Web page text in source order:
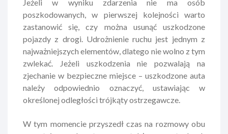
Jeżeli w wyniku zdarzenia nie ma osób
poszkodowanych, w pierwszej kolejności warto
zastanowić się, czy można usunąć uszkodzone
pojazdy z drogi. Udrożnienie ruchu jest jednym z
najważniejszych elementów, dlatego nie wolno z tym
zwlekać. Jeżeli uszkodzenia nie pozwalają na
zjechanie w bezpieczne miejsce – uszkodzone auta
należy odpowiednio oznaczyć, ustawiając w
określonej odległości trójkąty ostrzegawcze.
W tym momencie przyszedł czas na rozmowy obu